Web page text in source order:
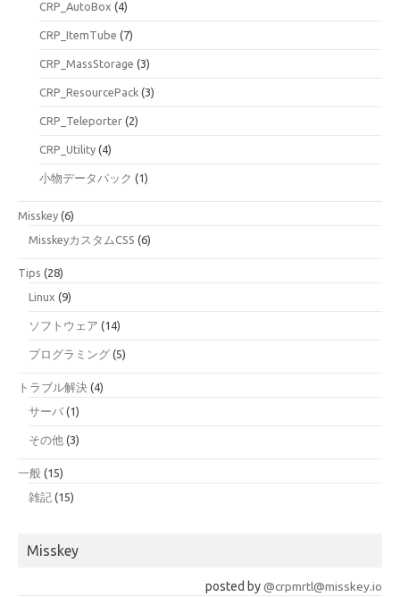
CRP_AutoBox (4)
CRP_ItemTube (7)
CRP_MassStorage (3)
CRP_ResourcePack (3)
CRP_Teleporter (2)
CRP_Utility (4)
小物データパック (1)
Misskey (6)
MisskeyカスタムCSS (6)
Tips (28)
Linux (9)
ソフトウェア (14)
プログラミング (5)
トラブル解決 (4)
サーバ (1)
その他 (3)
一般 (15)
雑記 (15)
Misskey
posted by@crpmrtl@misskey.io